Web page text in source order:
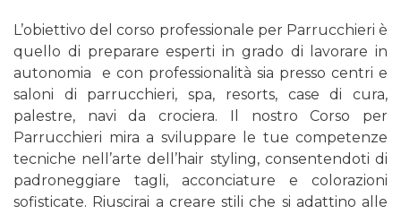
L’obiettivo del corso professionale per Parrucchieri è
quello di preparare esperti in grado di lavorare in
autonomia
e con professionalità sia presso centri e
saloni di parrucchieri, spa, resorts, case di cura,
palestre, navi da crociera. Il nostro Corso per
Parrucchieri mira a sviluppare le tue competenze
tecniche nell’arte dell’hair styling, consentendoti di
padroneggiare tagli, acconciature e colorazioni
sofisticate. Riuscirai a creare stili che si adattino alle